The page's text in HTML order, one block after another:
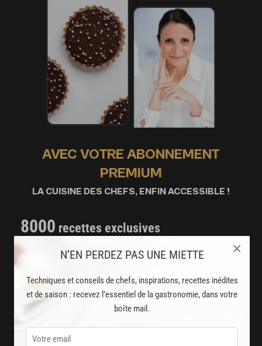
N’EN PERDEZ PAS UNE MIETTE
Techniques et conseils de chefs, inspirations, recettes inédites
et de saison : recevez l’essentiel de la gastronomie, dans votre
boîte mail.
×
AVEC VOTRE ABONNEMENT
PREMIUM
LA CUISINE DES CHEFS, ENFIN ACCESSIBLE !
8000 recettes exclusives
partagées par vos chefs préférés
2000
vidéos de recettes
et techniques de cuisine et pâtisserie
disponibles chaque semaine